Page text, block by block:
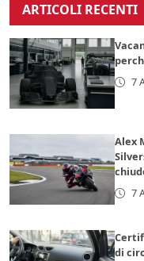
ARTICOLI RECENTI
7
Alex
7
di